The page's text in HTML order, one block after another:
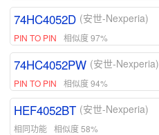
74HC4052D (安世-Nexperia)
PIN TO PIN 相似度 97%
74HC4052PW (安世-Nexperia)
PIN TO PIN 相似度 94%
HEF4052BT (安世-Nexperia)
相同功能 相似度 58%